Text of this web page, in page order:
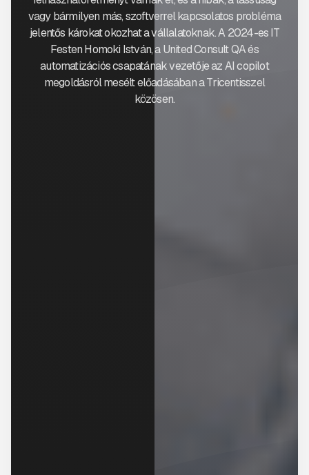
vagy bármilyen más, szoftverrel kapcsolatos probléma
jelentős károkat okozhat a vállalatoknak. A 2024-es IT
Festen Homoki István, a United Consult QA és
automatizációs csapatának vezetője az AI copilot
megoldásról mesélt előadásában a Tricentisszel
közösen.